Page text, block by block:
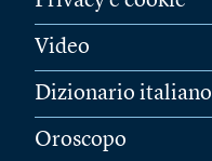
Video
Dizionario italiano
Oroscopo